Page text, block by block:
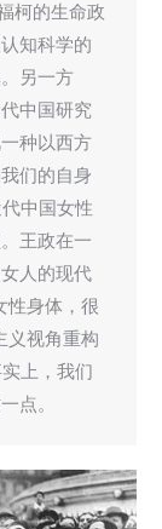
柯的生命政
知科学的
另一方
中国研究
种以西方
们的自身
中国女性
王政在一
人的现代
性身体，很
义视角重构
上，我们
点。